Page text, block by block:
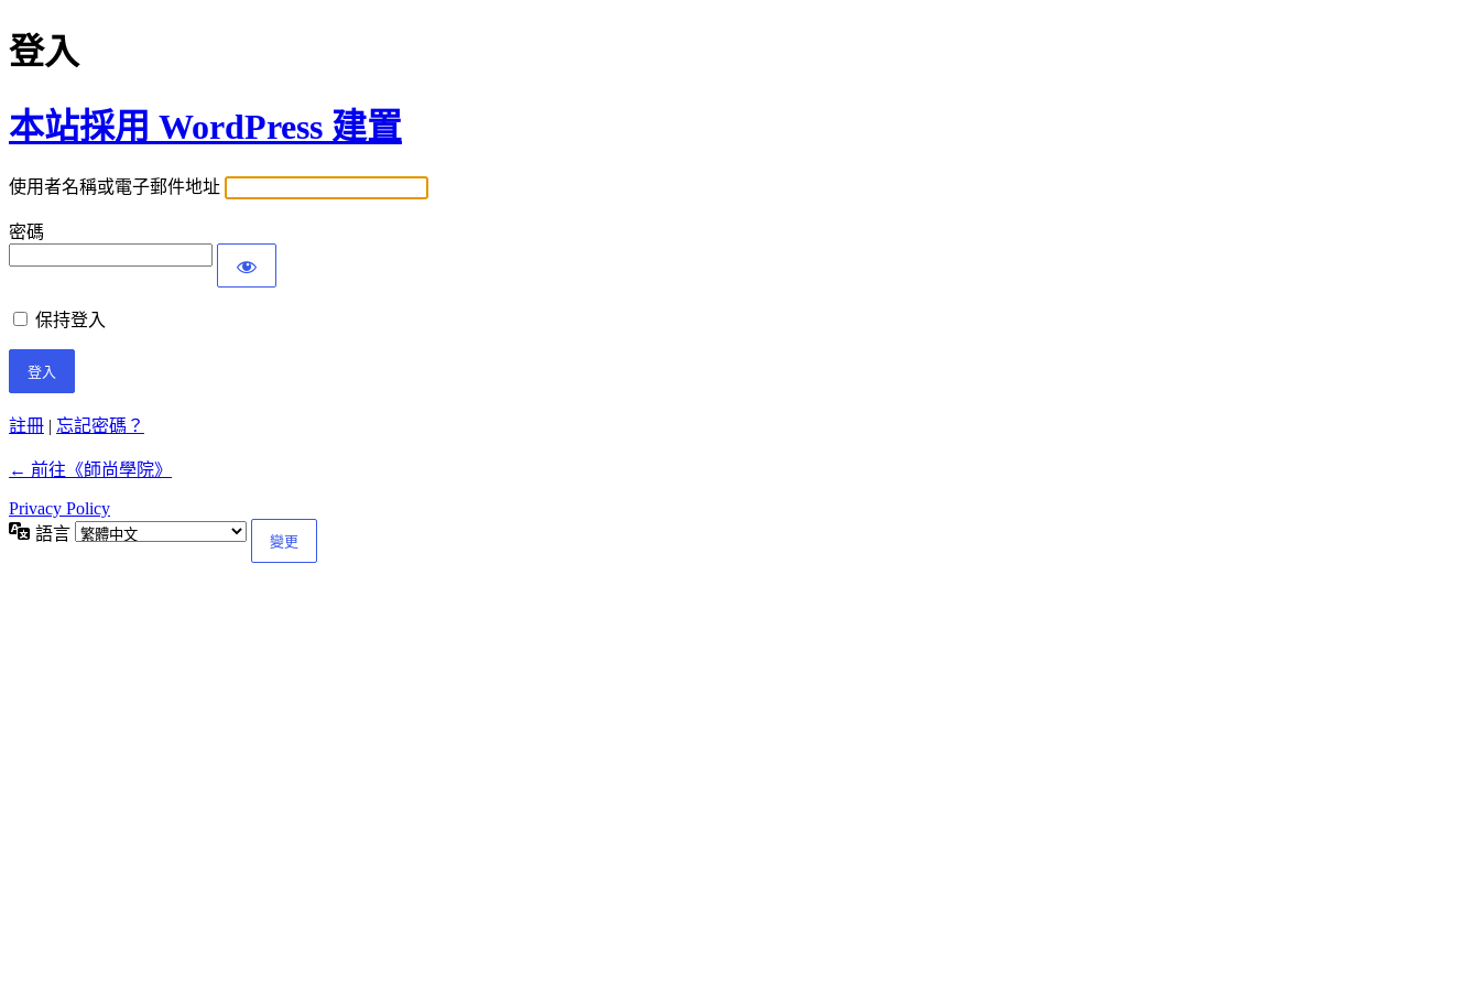
登入
本站採用 WordPress 建置
使用者名稱或電子郵件地址
密碼
保持登入
註冊 | 忘記密碼？
← 前往《師尚學院》
Privacy Policy
語言